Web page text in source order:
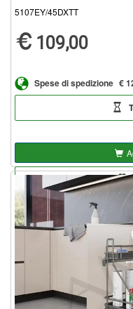
5107EY/45DXTT
109,00
Spese di spedizione €